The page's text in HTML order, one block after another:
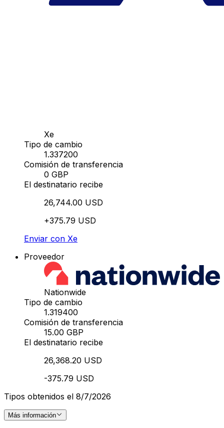
Xe
Tipo de cambio
1.337200
Comisión de transferencia
0 GBP
El destinatario recibe
26,744.00 USD
+375.79 USD
Enviar con Xe
Proveedor
Nationwide
Tipo de cambio
1.319400
Comisión de transferencia
15.00 GBP
El destinatario recibe
26,368.20 USD
-375.79 USD
Tipos obtenidos el 8/7/2026
Más información